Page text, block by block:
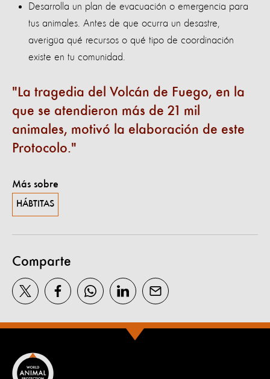
Desarrolla un plan de evacuación o emergencia para
tus animales. Antes de que ocurra un desastre,
averigüa qué recursos o qué tipo de coordinación
existe en tu comunidad.
La tragedia del Volcán de Fuego, en la
que se atendieron más de 21 mil
animales, motivó la elaboración de este
Protocolo.
Más sobre
HÁBTITAS
Comparte